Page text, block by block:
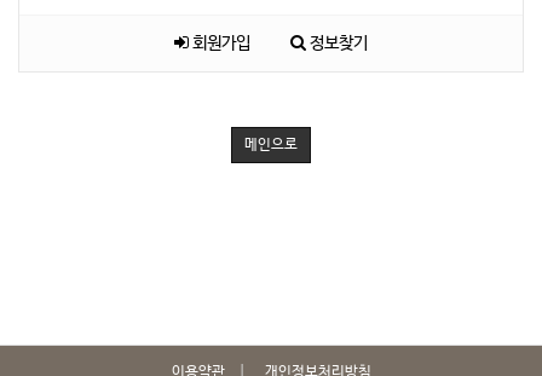
회원가입 정보찾기
메인으로
이용약관 개인정보처리방침